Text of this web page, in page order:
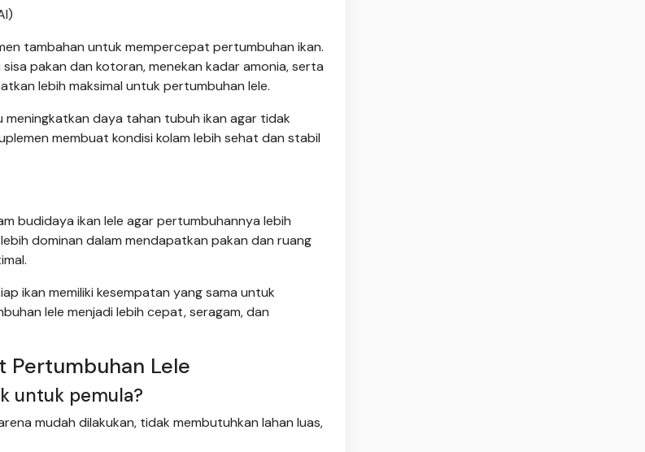
tambahan untuk mempercepat pertumbuhan ikan.
pakan dan kotoran, menekan kadar amonia, serta
lebih maksimal untuk pertumbuhan lele.
meningkatkan daya tahan tubuh ikan agar tidak
membuat kondisi kolam lebih sehat dan stabil
budidaya ikan lele agar pertumbuhannya lebih
dominan dalam mendapatkan pakan dan ruang
ikan memiliki kesempatan yang sama untuk
lele menjadi lebih cepat, seragam, dan
Pertumbuhan Lele
untuk pemula?
mudah dilakukan, tidak membutuhkan lahan luas,